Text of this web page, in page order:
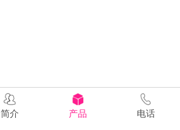
简介 产品 电话